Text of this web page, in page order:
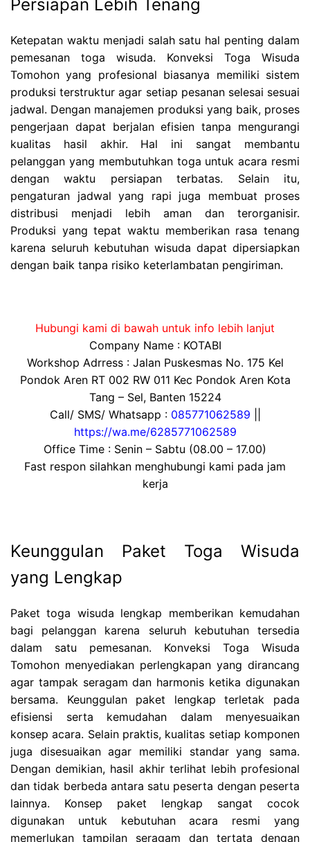
Persiapan Lebih Tenang
Ketepatan waktu menjadi salah satu hal penting dalam
pemesanan toga wisuda. Konveksi Toga Wisuda
Tomohon yang profesional biasanya memiliki sistem
produksi terstruktur agar setiap pesanan selesai sesuai
jadwal. Dengan manajemen produksi yang baik, proses
pengerjaan dapat berjalan efisien tanpa mengurangi
kualitas hasil akhir. Hal ini sangat membantu
pelanggan yang membutuhkan toga untuk acara resmi
dengan waktu persiapan terbatas. Selain itu,
pengaturan jadwal yang rapi juga membuat proses
distribusi menjadi lebih aman dan terorganisir.
Produksi yang tepat waktu memberikan rasa tenang
karena seluruh kebutuhan wisuda dapat dipersiapkan
dengan baik tanpa risiko keterlambatan pengiriman.
Hubungi kami di bawah untuk info lebih lanjut
Company Name : KOTABI
Workshop Adrress : Jalan Puskesmas No. 175 Kel
Pondok Aren RT 002 RW 011 Kec Pondok Aren Kota
Tang – Sel, Banten 15224
Call/ SMS/ Whatsapp : 085771062589
https://wa.me/6285771062589
Office Time : Senin – Sabtu (08.00 – 17.00)
Fast respon silahkan menghubungi kami pada jam
kerja
Keunggulan Paket Toga Wisuda
yang Lengkap
Paket toga wisuda lengkap memberikan kemudahan
bagi pelanggan karena seluruh kebutuhan tersedia
dalam satu pemesanan. Konveksi Toga Wisuda
Tomohon menyediakan perlengkapan yang dirancang
agar tampak seragam dan harmonis ketika digunakan
bersama. Keunggulan paket lengkap terletak pada
efisiensi serta kemudahan dalam menyesuaikan
konsep acara. Selain praktis, kualitas setiap komponen
juga disesuaikan agar memiliki standar yang sama.
Dengan demikian, hasil akhir terlihat lebih profesional
dan tidak berbeda antara satu peserta dengan peserta
lainnya. Konsep paket lengkap sangat cocok
digunakan untuk kebutuhan acara resmi yang
memerlukan tampilan seragam dan tertata dengan